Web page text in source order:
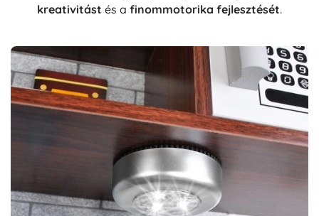
kreativitást és a finommotorika fejlesztését.